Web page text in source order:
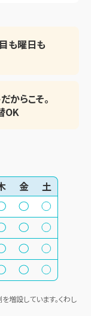
も曜日も
だからこそ。
OK
金 土
増設しています。くわし